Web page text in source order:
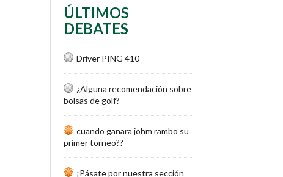
ÚLTIMOS
DEBATES
Driver PING 410
¿Alguna recomendación sobre
bolsas de golf?
cuando ganara johm rambo su
primer torneo??
¡Pásate por nuestra sección